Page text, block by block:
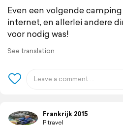
Even een volgende
internet, en allerlei andere
voor nodig was!
See translation
Frankrijk 2015
P travel